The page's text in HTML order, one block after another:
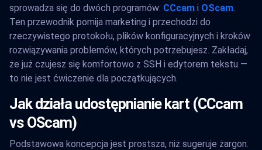
sprowadza się do dwóch programów: CCcam i OScam.
Ten przewodnik pomija marketing i przechodzi do
rzeczywistego protokołu, plików konfiguracyjnych i kroków
rozwiązywania problemów, których potrzebujesz. Zakładaj,
że już czujesz się komfortowo z SSH i edytorem tekstu —
to nie jest ćwiczenie dla początkujących.
Jak działa udostępnianie kart (CCcam
vs OScam)
Podstawowa koncepcja jest prostsza, niż sugeruje żargon.